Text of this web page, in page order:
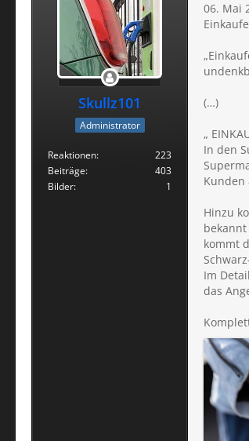
Skullz101
Administrator
Reaktionen
223
Beiträge
403
Bilder
1
06. Mai
(…)
„
In den
Kunden
Hinzu
kommt
Im
das